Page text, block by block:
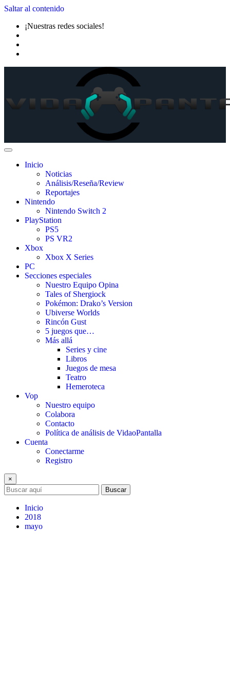
Saltar al contenido
¡Nuestras redes sociales!
Inicio
Noticias
Análisis/Reseña/Review
Reportajes
Nintendo
Nintendo Switch 2
PlayStation
PS5
PS VR2
Xbox
Xbox X Series
PC
Secciones especiales
Nuestro Equipo Opina
Tales of Shergiock
Pokémon: Drako’s Version
Ubiverse Worlds
Rincón Gust
5 juegos que…
Más allá
Series y cine
Libros
Juegos de mesa
Teatro
Hemeroteca
Vop
Nuestro equipo
Colabora
Contacto
Política de análisis de VidaoPantalla
Cuenta
Conectarme
Registro
×
Buscar
Inicio
2018
mayo